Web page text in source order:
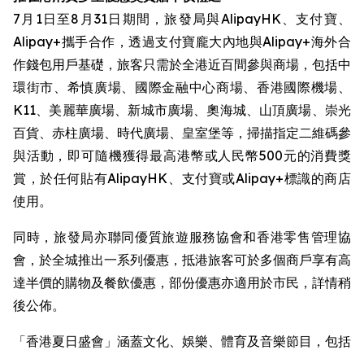
7月1日至8月31日期間，旅發局與AlipayHK、支付寶、
Alipay+攜手合作，透過支付寶龐大內地與Alipay+海外合
作錢包用戶基礎，旅客只需於全港近百間參與商場，包括中
環街市、希慎廣場、國際金融中心商場、香港國際機場、
K11、美麗華廣場、新城市廣場、奧海城、山頂廣場、崇光
百貨、赤柱廣場、時代廣場、皇室堡等，掃描指定二維碼參
與活動，即可隨機獲得最高港幣或人民幣500元的消費獎
賞，於任何貼有AlipayHK、支付寶或Alipay+標識的商店
使用。
同時，旅發局亦聯同優質旅遊服務協會和香港零售管理協
會，於全城推出一系列優惠，抵港旅客可於多個商戶享有高
達半價的購物及餐飲優惠，部份優惠亦適用於市民，詳情稍
後公佈。
「香港夏日盛會」涵蓋文化、娛樂、體育及音樂節目，包括